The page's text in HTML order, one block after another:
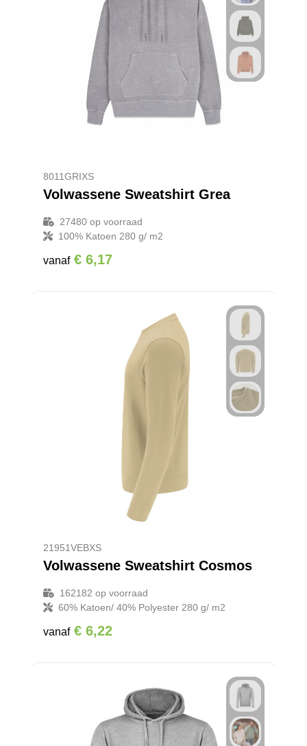
8011GRIXS
Volwassene Sweatshirt Grea
27480op voorraad
100% Katoen 280 g/ m2
vanaf € 6,17
21951VEBXS
Volwassene Sweatshirt Cosmos
162182 op voorraad
60% Katoen/ 40% Polyester 280 g/ m2
vanaf € 6,22